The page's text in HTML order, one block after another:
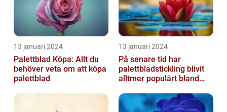
13 januari 2024
Palettblad Köpa: Allt du
behöver veta om att köpa
palettblad
13 januari 2024
På senare tid har
palettbladstickling blivit
alltmer populärt bland